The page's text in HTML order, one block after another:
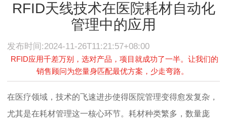
RFID天线技术在医院耗材自动化
管理中的应用
发布时间:2024-11-26T11:21:57+08:00
RFID应用千差万别，选对产品，项目就成功了一半。让我们的
销售顾问为您量身匹配最优方案，少走弯路。
在医疗领域，技术的飞速进步使得医院管理变得愈发复杂，
尤其是在耗材管理这一核心环节。耗材种类繁多，数量庞